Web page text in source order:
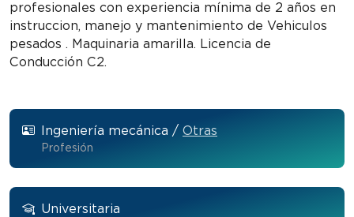
profesionales con experiencia mínima de 2 años en
instruccion, manejo y mantenimiento de Vehiculos
pesados . Maquinaria amarilla. Licencia de
Conducción C2.
Ingeniería mecánica / Otras
Profesión
Universitaria